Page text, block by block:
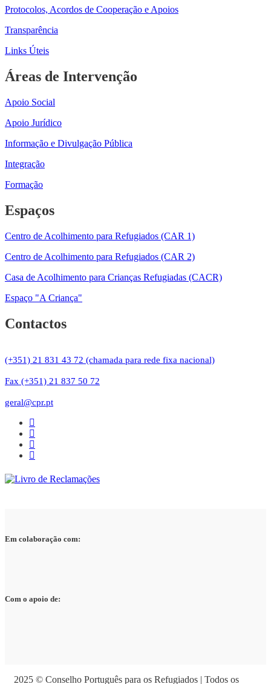
Protocolos, Acordos de Cooperação e Apoios
Transparência
Links Úteis
Áreas de Intervenção
Apoio Social
Apoio Jurídico
Informação e Divulgação Pública
Integração
Formação
Espaços
Centro de Acolhimento para Refugiados (CAR 1)
Centro de Acolhimento para Refugiados (CAR 2)
Casa de Acolhimento para Crianças Refugiadas (CACR)
Espaço "A Criança"
Contactos
(+351) 21 831 43 72 (chamada para rede fixa nacional)
Fax (+351) 21 837 50 72
geral@cpr.pt
Em colaboração com:
Com o apoio de:
2025 © Conselho Português para os Refugiados | Todos os